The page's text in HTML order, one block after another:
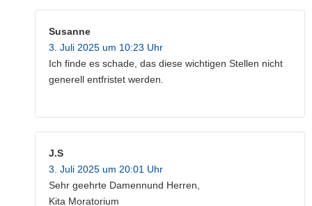
Susanne
3. Juli 2025 um 10:23 Uhr
Ich finde es schade, das diese wichtigen Stellen nicht
generell entfristet werden.
J.S
3. Juli 2025 um 20:01 Uhr
Sehr geehrte Damennund Herren,
Kita Moratorium